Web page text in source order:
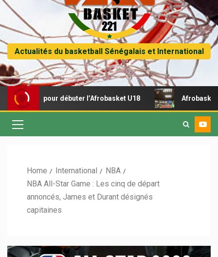
Actualités du basketball Sénégalais et International
pour débuter l’Afrobasket U18 Afrobasket U18 –
Home International
NBA
NBA All-Star Game : Les cinq de départ
annoncés, James et Durant désignés
capitaines